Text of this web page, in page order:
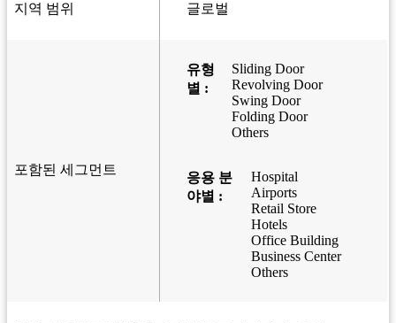
지역 범위 글로벌
포함된 세그먼트
유형
별 :
Sliding Door
Revolving Door
Swing Door
Folding Door
Others
응용 분
야별 :
Hospital
Airports
Retail Store
Hotels
Office Building
Business Center
Others